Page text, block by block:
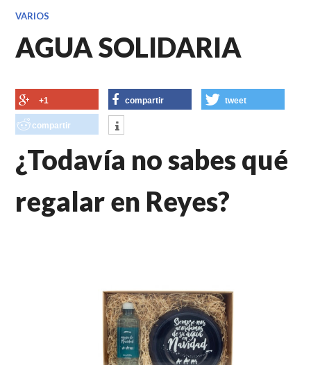
VARIOS
AGUA SOLIDARIA
+1 compartir tweet
compartir
¿Todavía no sabes qué
regalar en Reyes?